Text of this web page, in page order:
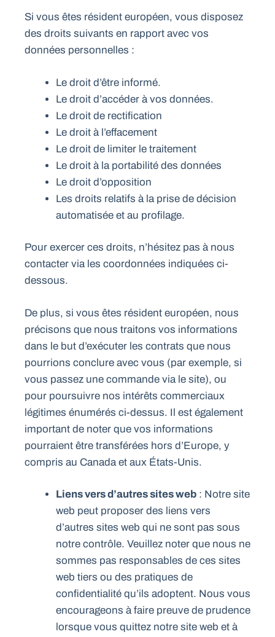
Si vous êtes résident européen, vous disposez
des droits suivants en rapport avec vos
données personnelles :
Le droit d’être informé.
Le droit d’accéder à vos données.
Le droit de rectification
Le droit à l’effacement
Le droit de limiter le traitement
Le droit à la portabilité des données
Le droit d’opposition
Les droits relatifs à la prise de décision
automatisée et au profilage.
Pour exercer ces droits, n’hésitez pas à nous
contacter via les coordonnées indiquées ci-
dessous.
De plus, si vous êtes résident européen, nous
précisons que nous traitons vos informations
dans le but d’exécuter les contrats que nous
pourrions conclure avec vous (par exemple, si
vous passez une commande via le site), ou
pour poursuivre nos intérêts commerciaux
légitimes énumérés ci-dessus. Il est également
important de noter que vos informations
pourraient être transférées hors d’Europe, y
compris au Canada et aux États-Unis.
Liens vers d’autres sites web : Notre site
web peut proposer des liens vers
d’autres sites web qui ne sont pas sous
notre contrôle. Veuillez noter que nous ne
sommes pas responsables de ces sites
web tiers ou des pratiques de
confidentialité qu’ils adoptent. Nous vous
encourageons à faire preuve de prudence
lorsque vous quittez notre site web et à